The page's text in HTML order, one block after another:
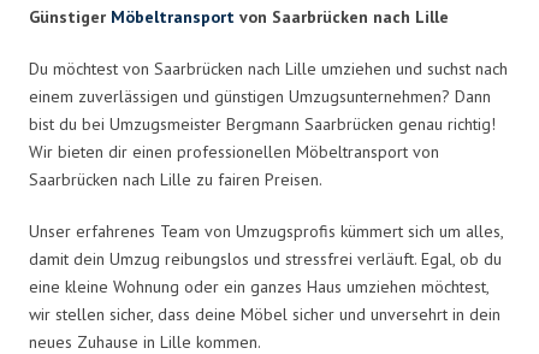
Günstiger Möbeltransport von Saarbrücken nach Lille
Du möchtest von Saarbrücken nach Lille umziehen und suchst nach
einem zuverlässigen und günstigen Umzugsunternehmen? Dann
bist du bei Umzugsmeister Bergmann Saarbrücken genau richtig!
Wir bieten dir einen professionellen Möbeltransport von
Saarbrücken nach Lille zu fairen Preisen.
Unser erfahrenes Team von Umzugsprofis kümmert sich um alles,
damit dein Umzug reibungslos und stressfrei verläuft. Egal, ob du
eine kleine Wohnung oder ein ganzes Haus umziehen möchtest,
wir stellen sicher, dass deine Möbel sicher und unversehrt in dein
neues Zuhause in Lille kommen.